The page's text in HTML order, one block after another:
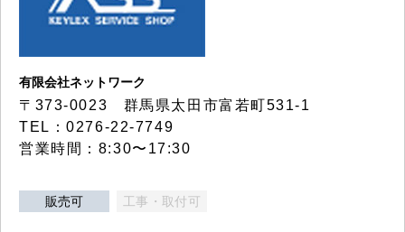
有限会社ネットワーク
〒373-0023 群馬県太田市富若町531-1
TEL：0276-22-7749
営業時間：8:30〜17:30
販売可 工事・取付可